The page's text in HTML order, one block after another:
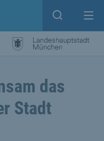
Suche
das
Stadt